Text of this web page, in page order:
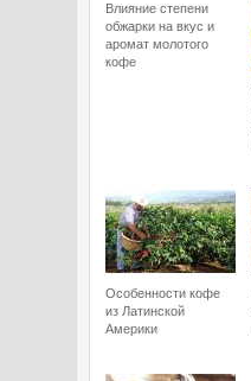
Влияние степени
обжарки на вкус и
аромат молотого
кофе
Особенности кофе
из Латинской
Америки